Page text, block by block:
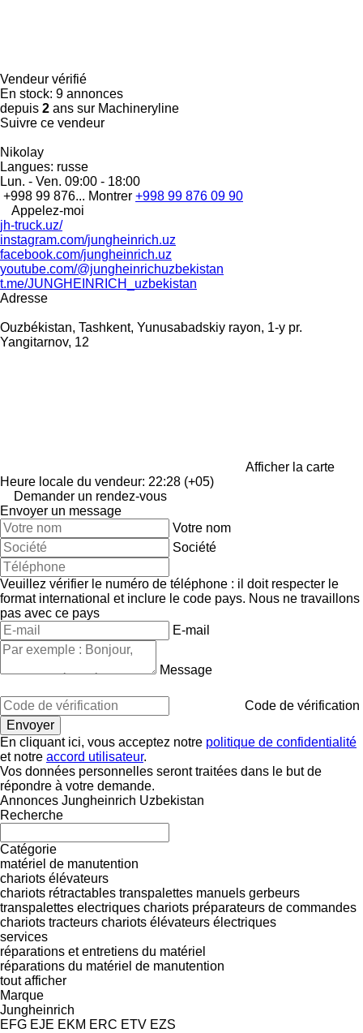
Vendeur vérifié
En stock: 9 annonces
depuis 2 ans sur Machineryline
Suivre ce vendeur
Nikolay
Langues: russe
Lun. - Ven. 09:00 - 18:00
+998 99 876... Montrer +998 99 876 09 90
Appelez-moi
jh-truck.uz/
instagram.com/jungheinrich.uz
facebook.com/jungheinrich.uz
youtube.com/@jungheinrichuzbekistan
t.me/JUNGHEINRICH_uzbekistan
Adresse
Ouzbékistan, Tashkent, Yunusabadskiy rayon, 1-y pr.
Yangitarnov, 12
Afficher la carte
Heure locale du vendeur: 22:28 (+05)
Demander un rendez-vous
Envoyer un message
Votre nom
Société
Veuillez vérifier le numéro de téléphone : il doit respecter le
format international et inclure le code pays. Nous ne travaillons
pas avec ce pays
E-mail
Message
Code de vérification
En cliquant ici, vous acceptez notre politique de confidentialité
et notre accord utilisateur.
Vos données personnelles seront traitées dans le but de
répondre à votre demande.
Annonces Jungheinrich Uzbekistan
Recherche
Catégorie
matériel de manutention
chariots élévateurs
chariots rétractables transpalettes manuels gerbeurs
transpalettes electriques chariots préparateurs de commandes
chariots tracteurs chariots élévateurs électriques
services
réparations et entretiens du matériel
réparations du matériel de manutention
tout afficher
Marque
Jungheinrich
EFG EJE EKM ERC ETV EZS